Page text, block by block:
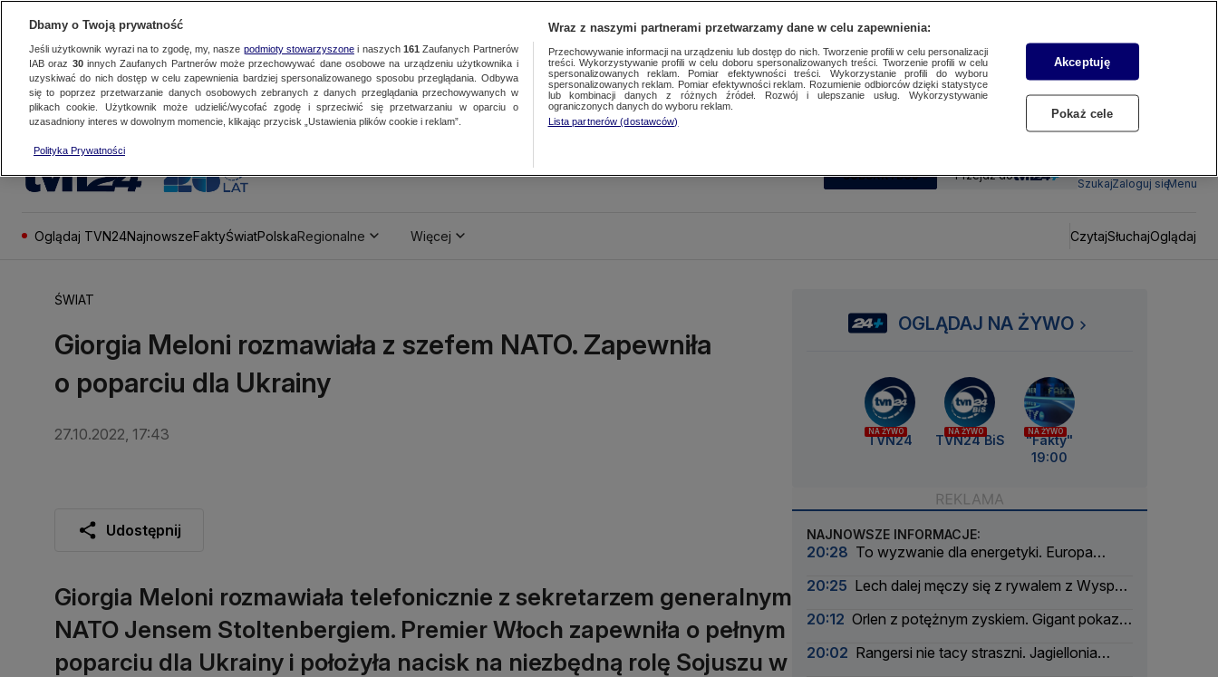
SUBSKRYBUJ Przejdź do
SzukajZaloguj sięMenu
Oglądaj TVN24NajnowszeFaktyŚwiatPolskaRegionalne Więcej CzytajSłuchajOglądaj
ŚWIAT
Giorgia Meloni rozmawiała z szefem NATO. Zapewniła
o poparciu dla Ukrainy
27.10.2022, 17:43
Udostępnij
Giorgia Meloni rozmawiała telefonicznie z sekretarzem generalnym
NATO Jensem Stoltenbergiem. Premier Włoch zapewniła o pełnym
poparciu dla Ukrainy i położyła nacisk na niezbędną rolę Sojuszu w
OGLĄDAJ NA ŻYWO
NA ŻYWO
TVN24
NA ŻYWO
TVN24 BiS
NA ŻYWO
"Fakty"
19:00
NAJNOWSZE INFORMACJE:
20:28 To wyzwanie dla energetyki. Europa
20:25 Lech dalej męczy się z rywalem z Wysp
20:12 Orlen z potężnym zyskiem. Gigant pokazał
20:02 Rangersi nie tacy straszni. Jagiellonia
Dbamy o Twoją prywatność
Jeśli użytkownik wyrazi na to zgodę, my, nasze podmioty stowarzyszonei naszych 161 Zaufanych Partnerów
IAB oraz 30innych Zaufanych Partnerów może przechowywać dane osobowe na urządzeniu użytkownika i
uzyskiwać do nich dostęp w celu zapewnienia bardziej spersonalizowanego sposobu przeglądania. Odbywa
się to poprzez przetwarzanie danych osobowych zebranych z danych przeglądania przechowywanych w
plikach cookie. Użytkownik może udzielić/wycofać zgodę i sprzeciwić się przetwarzaniu w oparciu o
uzasadniony interes w dowolnym momencie, klikając przycisk „Ustawienia plików cookie i reklam”.
Polityka Prywatności
Wraz z naszymi partnerami przetwarzamy dane w celu zapewnienia:
Przechowywanie informacji na urządzeniu lub dostęp do nich. Tworzenie profili w celu personalizacji
treści. Wykorzystywanie profili w celu doboru spersonalizowanych treści. Tworzenie profili w celu
spersonalizowanych reklam. Pomiar efektywności treści. Wykorzystanie profili do wyboru
spersonalizowanych reklam. Pomiar efektywności reklam. Rozumienie odbiorców dzięki statystyce
lub kombinacji danych z różnych źródeł. Rozwój i ulepszanie usług. Wykorzystywanie
ograniczonych danych do wyboru reklam.
Lista partnerów (dostawców)
Akceptuję
Pokaż cele